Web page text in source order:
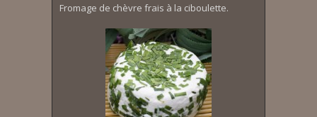
Fromage de chèvre frais à la ciboulette.